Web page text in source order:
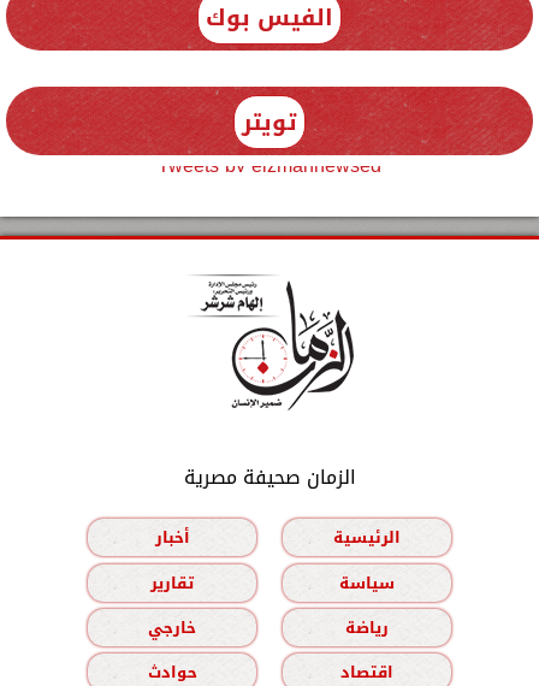
الفيس بوك
تويتر
Tweets by elzmannewseg
الزمان صحيفة مصرية
الرئيسية
أخبار
سياسة
تقارير
رياضة
خارجي
اقتصاد
حوادث